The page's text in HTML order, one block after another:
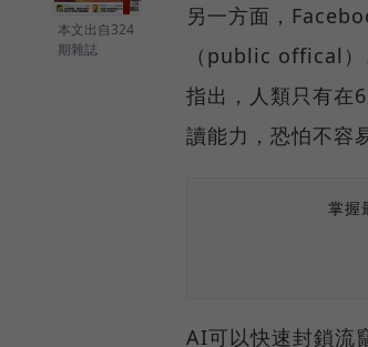
本文出自324
期雜誌
另一方面，
（public offical
指出，人類只有在
讀能力，恐怕不容
掌握
AI可以快速封鎖流